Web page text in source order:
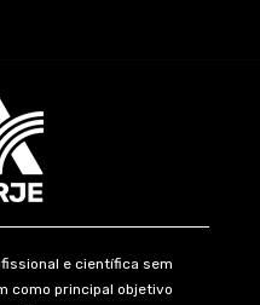
e científica sem
como principal objetivo